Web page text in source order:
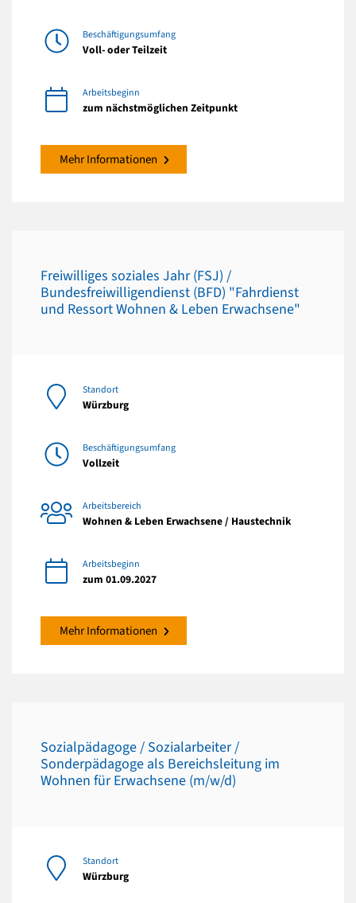
Beschäftigungsumfang
Voll- oder Teilzeit
Arbeitsbeginn
zum nächstmöglichen Zeitpunkt
Mehr Informationen
Freiwilliges soziales Jahr (FSJ) /
Bundesfreiwilligendienst (BFD) "Fahrdienst
und Ressort Wohnen & Leben Erwachsene"
Standort
Würzburg
Beschäftigungsumfang
Vollzeit
Arbeitsbereich
Wohnen & Leben Erwachsene / Haustechnik
Arbeitsbeginn
zum 01.09.2027
Mehr Informationen
Sozialpädagoge / Sozialarbeiter /
Sonderpädagoge als Bereichsleitung im
Wohnen für Erwachsene (m/w/d)
Standort
Würzburg